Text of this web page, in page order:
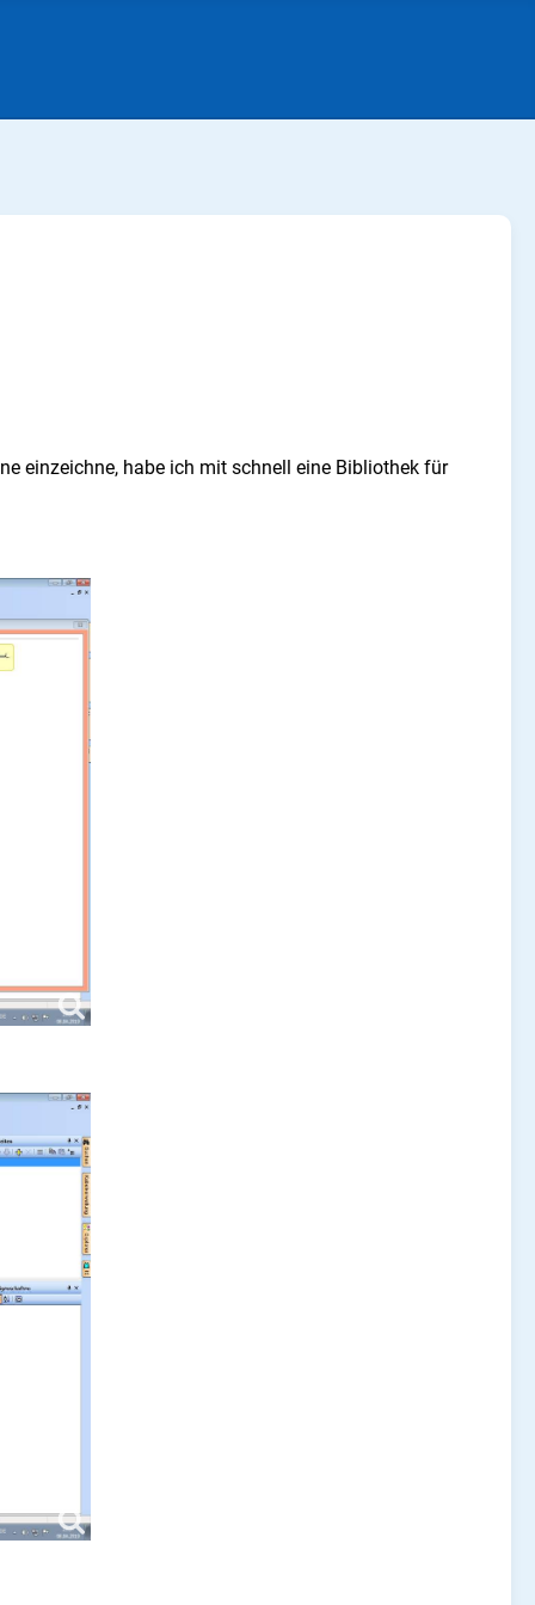
einzeichne, habe ich mit schnell eine Bibliothek für